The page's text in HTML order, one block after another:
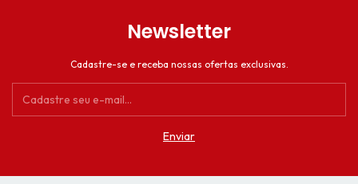
Newsletter
Cadastre-se e receba nossas ofertas exclusivas.